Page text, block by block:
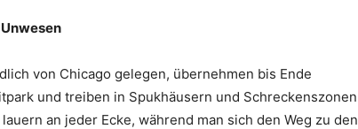
von Chicago gelegen, übernehmen bis Ende
und treiben in Spukhäusern und Schreckenszonen
an jeder Ecke, während man sich den Weg zu den